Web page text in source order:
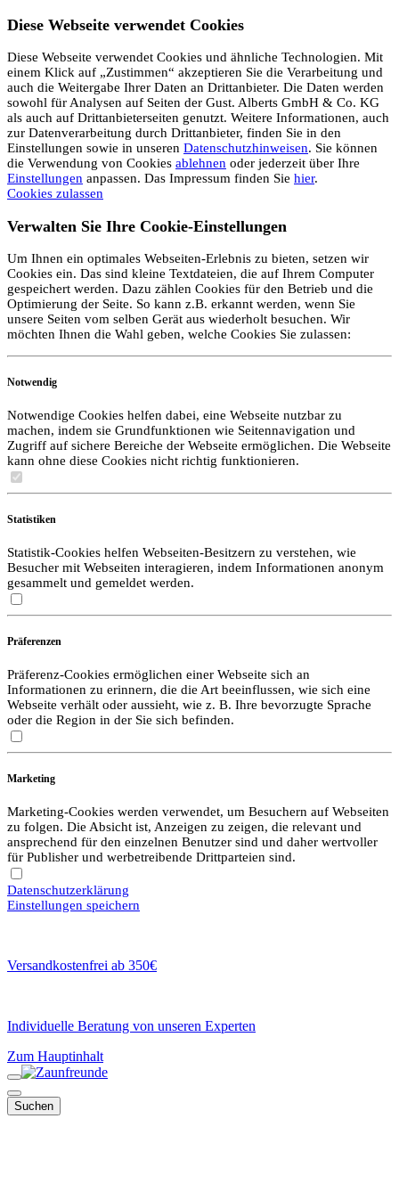
Diese Webseite verwendet Cookies
Diese Webseite verwendet Cookies und ähnliche Technologien. Mit
einem Klick auf „Zustimmen“ akzeptieren Sie die Verarbeitung und
auch die Weitergabe Ihrer Daten an Drittanbieter. Die Daten werden
sowohl für Analysen auf Seiten der Gust. Alberts GmbH & Co. KG
als auch auf Drittanbieterseiten genutzt. Weitere Informationen, auch
zur Datenverarbeitung durch Drittanbieter, finden Sie in den
Einstellungen sowie in unseren Datenschutzhinweisen. Sie können
die Verwendung von Cookies ablehnen oder jederzeit über Ihre
Einstellungen anpassen. Das Impressum finden Sie hier.
Cookies zulassen
Verwalten Sie Ihre Cookie-Einstellungen
Um Ihnen ein optimales Webseiten-Erlebnis zu bieten, setzen wir
Cookies ein. Das sind kleine Textdateien, die auf Ihrem Computer
gespeichert werden. Dazu zählen Cookies für den Betrieb und die
Optimierung der Seite. So kann z.B. erkannt werden, wenn Sie
unsere Seiten vom selben Gerät aus wiederholt besuchen. Wir
möchten Ihnen die Wahl geben, welche Cookies Sie zulassen:
Notwendig
Notwendige Cookies helfen dabei, eine Webseite nutzbar zu
machen, indem sie Grundfunktionen wie Seitennavigation und
Zugriff auf sichere Bereiche der Webseite ermöglichen. Die Webseite
kann ohne diese Cookies nicht richtig funktionieren.
Statistiken
Statistik-Cookies helfen Webseiten-Besitzern zu verstehen, wie
Besucher mit Webseiten interagieren, indem Informationen anonym
gesammelt und gemeldet werden.
Präferenzen
Präferenz-Cookies ermöglichen einer Webseite sich an
Informationen zu erinnern, die die Art beeinflussen, wie sich eine
Webseite verhält oder aussieht, wie z. B. Ihre bevorzugte Sprache
oder die Region in der Sie sich befinden.
Marketing
Marketing-Cookies werden verwendet, um Besuchern auf Webseiten
zu folgen. Die Absicht ist, Anzeigen zu zeigen, die relevant und
ansprechend für den einzelnen Benutzer sind und daher wertvoller
für Publisher und werbetreibende Drittparteien sind.
Datenschutzerklärung
Einstellungen speichern
Versandkostenfrei ab 350€
Individuelle Beratung von unseren Experten
Zum Hauptinhalt
Suchen